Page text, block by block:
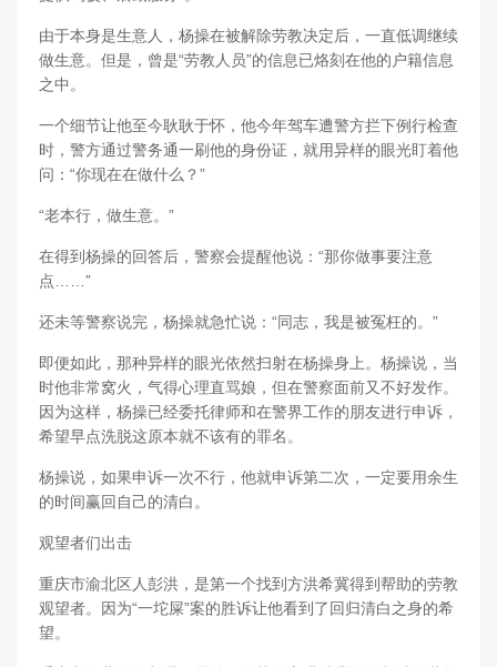
由于本身是生意人，杨操在被解除劳教决定后，一直低调继续
做生意。但是，曾是“劳教人员”的信息已烙刻在他的户籍信息
之中。
一个细节让他至今耿耿于怀，他今年驾车遭警方拦下例行检查
时，警方通过警务通一刷他的身份证，就用异样的眼光盯着他
问：“你现在在做什么？”
“老本行，做生意。”
在得到杨操的回答后，警察会提醒他说：“那你做事要注意
点……”
还未等警察说完，杨操就急忙说：“同志，我是被冤枉的。”
即便如此，那种异样的眼光依然扫射在杨操身上。杨操说，当
时他非常窝火，气得心理直骂娘，但在警察面前又不好发作。
因为这样，杨操已经委托律师和在警界工作的朋友进行申诉，
希望早点洗脱这原本就不该有的罪名。
杨操说，如果申诉一次不行，他就申诉第二次，一定要用余生
的时间赢回自己的清白。
观望者们出击
重庆市渝北区人彭洪，是第一个找到方洪希冀得到帮助的劳教
观望者。因为“一坨屎”案的胜诉让他看到了回归清白之身的希
望。